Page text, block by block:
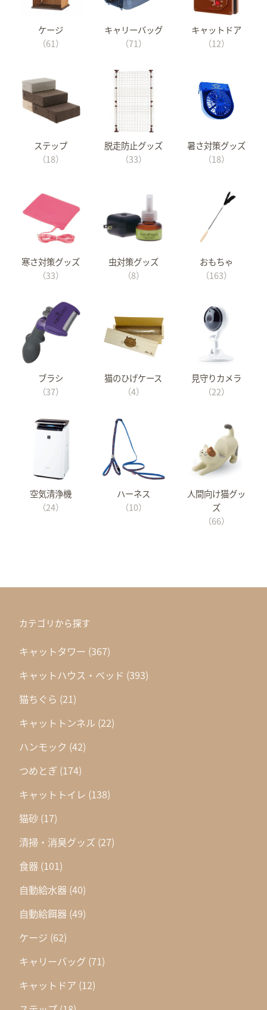
ケージ
（61）
キャリーバッグ
（71）
キャットドア
（12）
ステップ
（18）
脱走防止グッズ
（33）
暑さ対策グッズ
（18）
寒さ対策グッズ
（33）
虫対策グッズ
（8）
おもちゃ
（163）
ブラシ
（37）
猫のひげケース
（4）
見守りカメラ
（22）
空気清浄機
（24）
ハーネス
（10）
人間向け猫グッ
ズ
（66）
カテゴリから探す
キャットタワー (367)
キャットハウス・ベッド (393)
猫ちぐら (21)
キャットトンネル (22)
ハンモック (42)
つめとぎ (174)
キャットトイレ (138)
猫砂 (17)
清掃・消臭グッズ (27)
食器 (101)
自動給水器 (40)
自動給餌器 (49)
ケージ (62)
キャリーバッグ (71)
キャットドア (12)